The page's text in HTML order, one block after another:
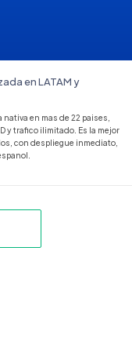
en LATAM y
en mas de 22 paises,
y trafico ilimitado. Es la mejor
con despliegue inmediato,